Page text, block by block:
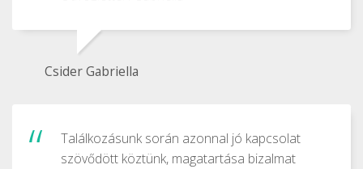
Csider Gabriella
Találkozásunk során azonnal jó kapcsolat
szövődött köztünk, magatartása bizalmat